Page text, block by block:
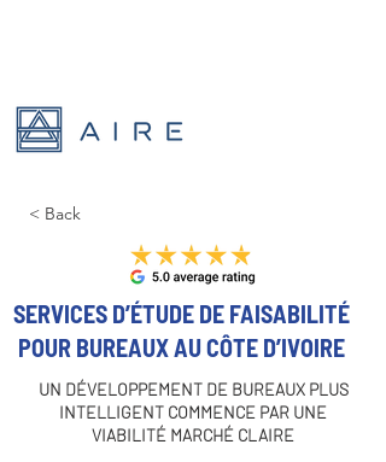
< Back
SERVICES D’ÉTUDE DE FAISABILITÉ
POUR BUREAUX AU CÔTE D’IVOIRE
UN DÉVELOPPEMENT DE BUREAUX PLUS
INTELLIGENT COMMENCE PAR UNE
VIABILITÉ MARCHÉ CLAIRE